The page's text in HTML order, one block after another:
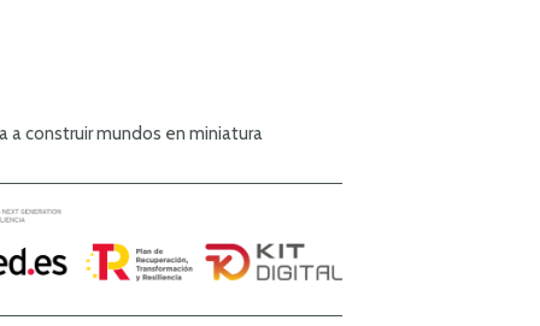
a construir mundos en miniatura